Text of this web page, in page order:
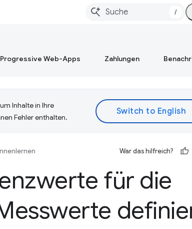
/
Progressive Web-Apps Zahlungen
Inhalte in Ihre
Fehler enthalten.
War das hilfreich?
für die